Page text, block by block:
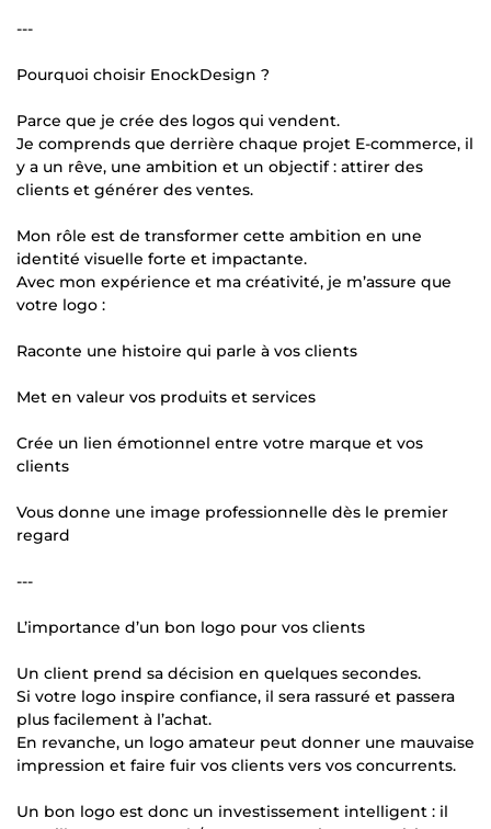
---
Pourquoi choisir EnockDesign ?
Parce que je crée des logos qui vendent.
Je comprends que derrière chaque projet E-commerce, il
y a un rêve, une ambition et un objectif : attirer des
clients et générer des ventes.
Mon rôle est de transformer cette ambition en une
identité visuelle forte et impactante.
Avec mon expérience et ma créativité, je m’assure que
votre logo :
Raconte une histoire qui parle à vos clients
Met en valeur vos produits et services
Crée un lien émotionnel entre votre marque et vos
clients
Vous donne une image professionnelle dès le premier
regard
---
L’importance d’un bon logo pour vos clients
Un client prend sa décision en quelques secondes.
Si votre logo inspire confiance, il sera rassuré et passera
plus facilement à l’achat.
En revanche, un logo amateur peut donner une mauvaise
impression et faire fuir vos clients vers vos concurrents.
Un bon logo est donc un investissement intelligent : il